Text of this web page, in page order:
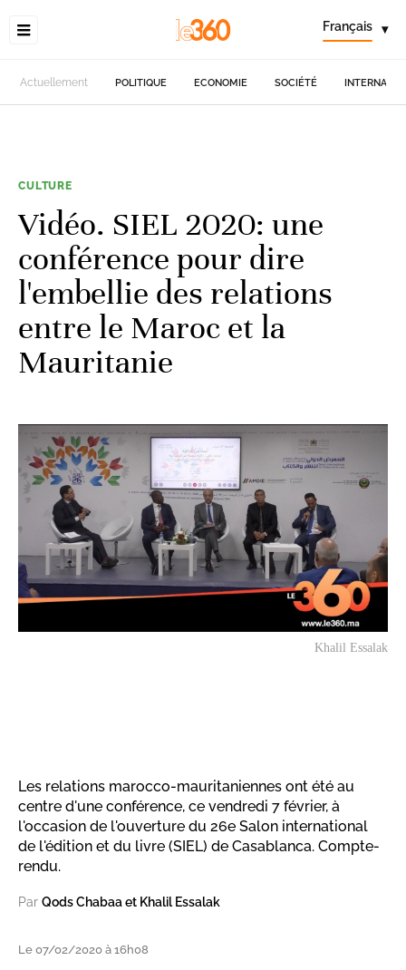
Français ▾
Actuellement POLITIQUE ECONOMIE SOCIÉTÉ
CULTURE
Vidéo. SIEL 2020: une
conférence pour dire
l'embellie des relations
entre le Maroc et la
Mauritanie
Khalil Essalak
Les relations marocco-mauritaniennes ont été au
centre d'une conférence, ce vendredi 7 février, à
l'occasion de l'ouverture du 26e Salon international
de l'édition et du livre (SIEL) de Casablanca. Compte-
rendu.
Par Qods Chabaa et Khalil Essalak
Le 07/02/2020 à 16h08